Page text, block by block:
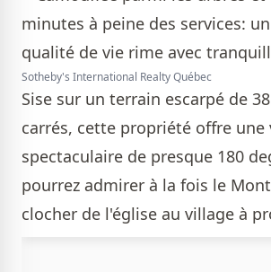
Sotheby's International Realty Québec
Sise sur un terrain escarpé de
carrés, cette propriété offre une
spectaculaire de presque 180
pourrez admirer à la fois le
clocher de l'église au village à